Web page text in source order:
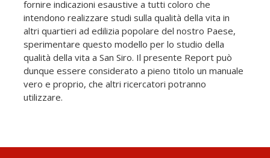
fornire indicazioni esaustive a tutti coloro che
intendono realizzare studi sulla qualità della vita in
altri quartieri ad edilizia popolare del nostro Paese,
sperimentare questo modello per lo studio della
qualità della vita a San Siro. Il presente Report può
dunque essere considerato a pieno titolo un manuale
vero e proprio, che altri ricercatori potranno
utilizzare.